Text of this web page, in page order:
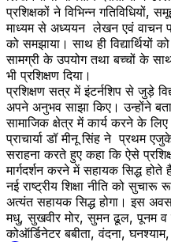
प्रशिक्षकों ने विभिन्न गतिविधियों,
माध्यम से अध्ययन लेखन एवं वाचन
को समझाया। साथ ही
सामग्री के उपयोग तथा बच्चों के
भी प्रशिक्षण दिया।
प्रशिक्षण सत्र में इंटर्नशिप से जुड़े
अपने अनुभव साझा किए। उन्होंने
सामाजिक क्षेत्र में कार्य करने के लिए
प्राचार्या डॉ मीनू सिंह ने प्रथम
सराहना करते हुए कहा कि ऐसे
मार्गदर्शन करने में सहायक सिद्ध होते
नई राष्ट्रीय शिक्षा नीति को
अत्यंत सहायक सिद्ध होगा। इस
मधु, सुखवीर मोर, सुमन ढूल, पूनम
कोऑर्डिनेटर बबीता, वंदना,